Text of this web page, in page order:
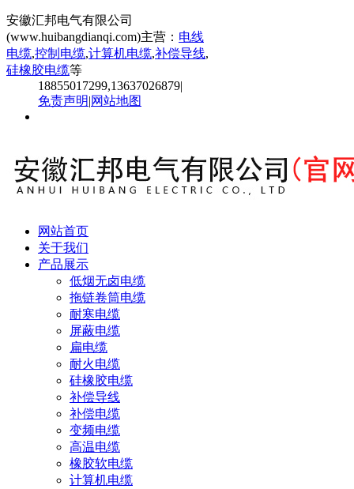
安徽汇邦电气有限公司
(www.huibangdianqi.com)主营： 电线
电缆,控制电缆,计算机电缆,补偿导线,
硅橡胶电缆等
18855017299,13637026879|
免责声明|网站地图
网站首页
关于我们
产品展示
低烟无卤电缆
拖链卷筒电缆
耐寒电缆
屏蔽电缆
扁电缆
耐火电缆
硅橡胶电缆
补偿导线
补偿电缆
变频电缆
高温电缆
橡胶软电缆
计算机电缆